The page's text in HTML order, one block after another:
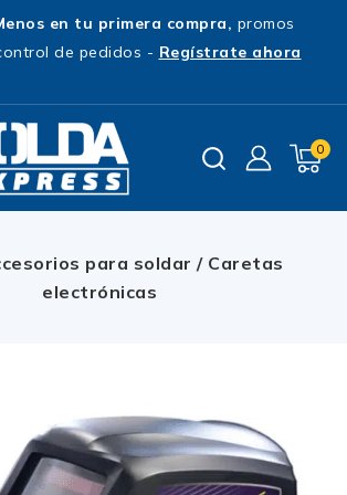
en tu primera compra, promos
de pedidos - Regístrate ahora
0
para soldar / Caretas
electrónicas